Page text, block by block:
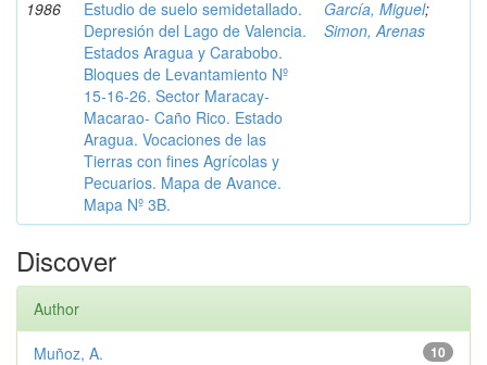
1986
Estudio de suelo semidetallado.
Depresión del Lago de Valencia.
Estados Aragua y Carabobo.
Bloques de Levantamiento Nº
15-16-26. Sector Maracay-
Macarao- Caño Rico. Estado
Aragua. Vocaciones de las
Tierras con fines Agrícolas y
Pecuarios. Mapa de Avance.
Mapa Nº 3B.
García, Miguel;
Simon, Arenas
Discover
Author
10
Muñoz, A.